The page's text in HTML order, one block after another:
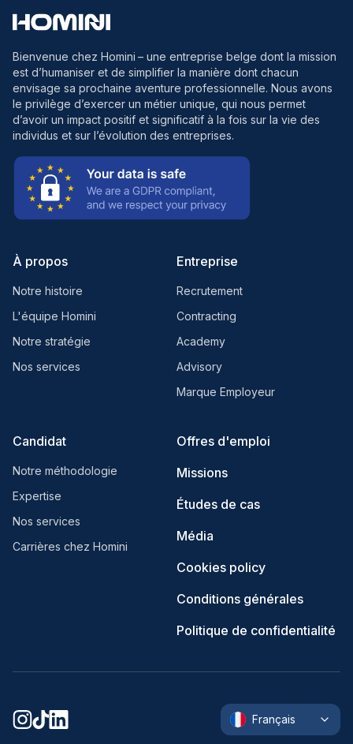
Bienvenue chez Homini – une entreprise belge dont la mission
est d’humaniser et de simplifier la manière dont chacun
envisage sa prochaine aventure professionnelle. Nous avons
le privilège d’exercer un métier unique, qui nous permet
d’avoir un impact positif et significatif à la fois sur la vie des
individus et sur l’évolution des entreprises.
À propos
Notre histoire
L'équipe Homini
Notre stratégie
Nos services
Entreprise
Recrutement
Contracting
Academy
Advisory
Marque Employeur
Candidat
Notre méthodologie
Expertise
Nos services
Carrières chez Homini
Offres d'emploi
Missions
Études de cas
Média
Cookies policy
Conditions générales
Politique de confidentialité
Français